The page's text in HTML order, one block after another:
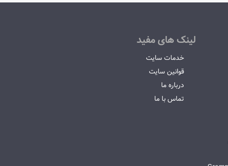
لینک های مفید
خدمات سایت
قوانین سایت
درباره ما
تماس با ما